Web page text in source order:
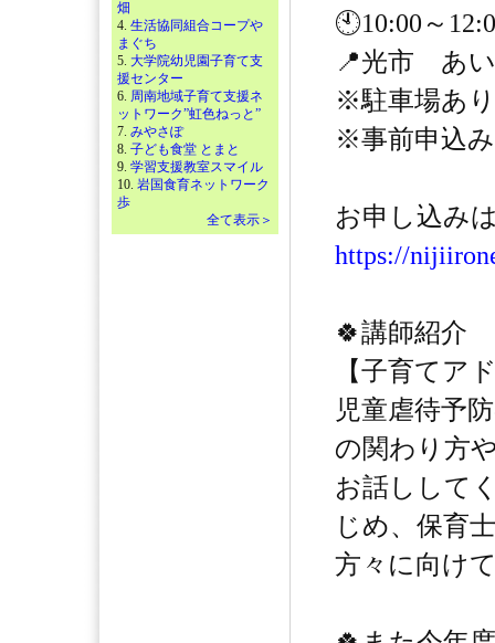
畑
4. 生活協同組合コープや
まぐち
5. 大学院幼児園子育て支
援センター
6. 周南地域子育て支援ネ
ットワーク”虹色ねっと”
7. みやさぽ
8. 子ども食堂 とまと
9. 学習支援教室スマイル
10. 岩国食育ネットワーク
歩
全て表示＞
🕙10:00～
📍光市 あ
※駐車場あり
※事前申込
お申し込み
https://
🍀講師紹介
【子育てア
児童虐待予
の関わり方
お話しして
じめ、保育
方々に向け